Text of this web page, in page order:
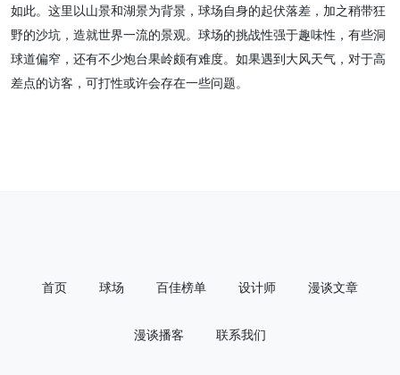
如此。这里以山景和湖景为背景，球场自身的起伏落差，加之稍带狂
野的沙坑，造就世界一流的景观。球场的挑战性强于趣味性，有些洞
球道偏窄，还有不少炮台果岭颇有难度。如果遇到大风天气，对于高
差点的访客，可打性或许会存在一些问题。
首页 球场 百佳榜单 设计师 漫谈文章
漫谈播客 联系我们